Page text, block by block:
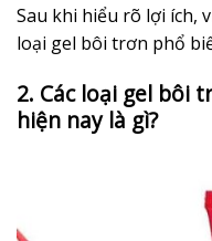
Sau khi hiểu rõ lợi ích,
loại gel bôi trơn phổ
2. Các loại gel bôi
hiện nay là gì?